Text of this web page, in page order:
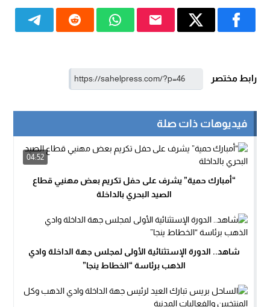
رابط مختصر
فيديوهات ذات صلة
04:52
“أمبارك حمية” يشرف على حفل تكريم بعض مهنيي قطاع
الصيد البحري بالداخلة
شاهد.. الدورة الإستثنائية الأولى لمجلس جهة الداخلة وادي
الذهب برئاسة “الخطاط ينجا”